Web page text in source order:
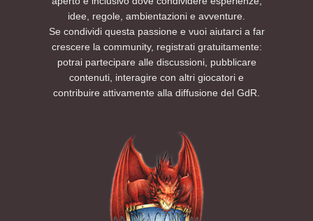
idee, regole, ambientazioni e avventure.
Se condividi questa passione e vuoi aiutarci a far
crescere la community, registrati gratuitamente:
potrai partecipare alle discussioni, pubblicare
contenuti, interagire con altri giocatori e
contribuire attivamente alla diffusione del GdR.